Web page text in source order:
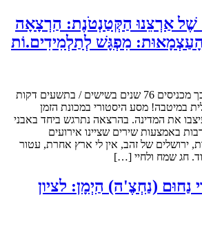
שֶׁל אַרְצֵנוּ הַקְּטַנְטֹנֶת: הַרְצָאָה
הָעַצְמָאוּת: מִפְגָּשׁ לְתַלְמִידִים.וֹת
"למקומות, היכון, שיר!" כך מכניסים 76 שנים בשישים / בתשעים דקות
במיטבה! מסע היסטורי במכונת הזמן
את המדינה. בהרצאה נתרגש ביחד באבני
באמצעות שירים שציינו אירועים
ירושלים של זהב, אין לי ארץ אחרת, עטור
חג שמח ולחיי […]
נַחוּם (נַחְצֶ'ה) הַיְמָן: לציון